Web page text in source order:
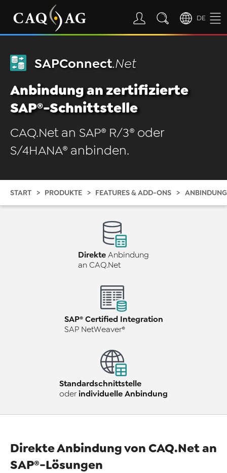
DE
SAPConnect.Net
Anbindung an zertifizierte
SAP®-Schnittstelle
CAQ.Net an SAP® R/3® oder
S/4HANA® anbinden.
START PRODUKTE FEATURES & ADD-ONS
Direkte Anbindung
an CAQ.Net
SAP® Certified Integration
SAP NetWeaver®
Standardschnittstelle
oderindividuelle Anbindung
Direkte Anbindung von CAQ.Net an
SAP®-Lösungen